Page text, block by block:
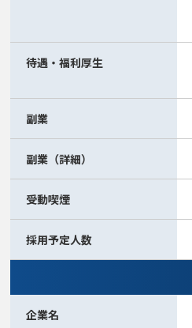
待遇・福利厚生
副業
副業（詳細）
受動喫煙
採用予定人数
企業名